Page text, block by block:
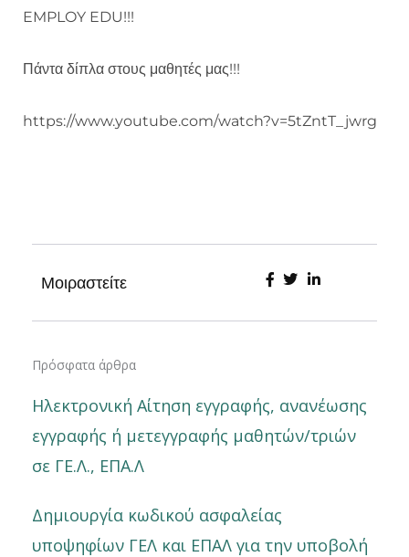
EMPLOY EDU!!!
Πάντα δίπλα στους μαθητές μας!!!
https://www.youtube.com/watch?v=5tZntT_jwrg
Μοιραστείτε
Πρόσφατα άρθρα
Ηλεκτρονική Αίτηση εγγραφής, ανανέωσης
εγγραφής ή μετεγγραφής μαθητών/τριών
σε ΓΕ.Λ., ΕΠΑ.Λ
Δημιουργία κωδικού ασφαλείας
υποψηφίων ΓΕΛ και ΕΠΑΛ για την υποβολή